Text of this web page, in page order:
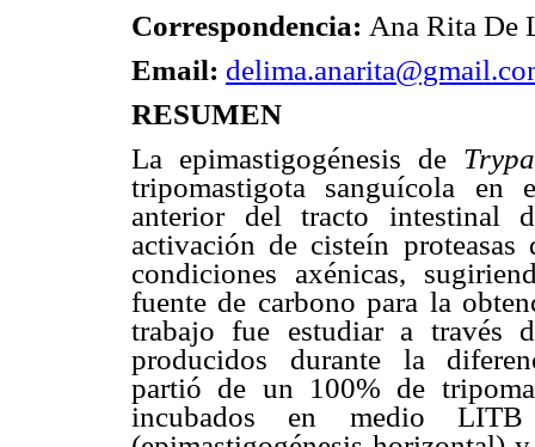
Correspondencia: Ana Rita De
Email:
RESUMEN
La epimastigogénesis de
tripomastigota sanguícola en
anterior del tracto intestinal
activación de cisteín
condiciones axénicas,
fuente de carbono para la
trabajo fue estudiar a través
producidos durante la
partió de un 100% de
incubados en medio